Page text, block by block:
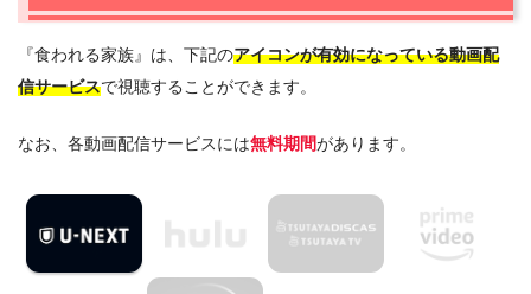
2.3
2.4映画『食われる家族』制作スタッフ
『宮～Love in Palace～』（2006年）
3.3 『ウンギョ 青い蜜』（2012年）
『食われる家族』は、下記のアイコンが有効になっている動画配
信サービスで視聴することができます。
なお、各動画配信サービスには無料期間があります。